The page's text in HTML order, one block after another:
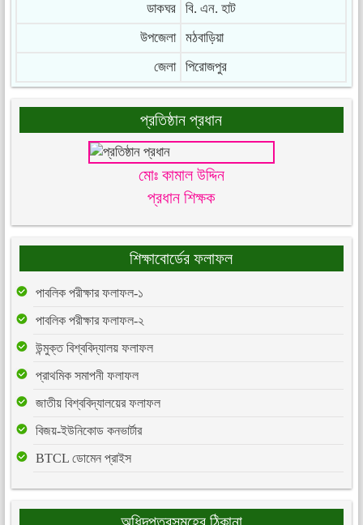
ডাকঘর
বি. এন. হাট
উপজেলা
মঠবাড়িয়া
জেলা
পিরোজপুর
প্রতিষ্ঠান প্রধান
মোঃ কামাল উদ্দিন
প্রধান শিক্ষক
শিক্ষাবোর্ডের ফলাফল
পাবলিক পরীক্ষার ফলাফল-১
পাবলিক পরীক্ষার ফলাফল-২
উন্মুক্ত বিশ্ববিদ্যালয় ফলাফল
প্রাথমিক সমাপনী ফলাফল
জাতীয় বিশ্ববিদ্যালয়ের ফলাফল
বিজয়-ইউনিকোড কনভার্টার
BTCL ডোমেন প্রাইস